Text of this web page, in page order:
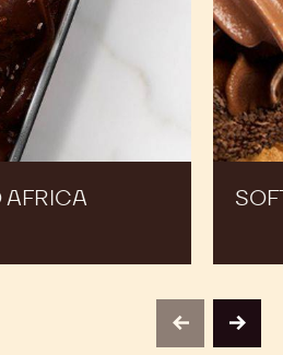
previousnext